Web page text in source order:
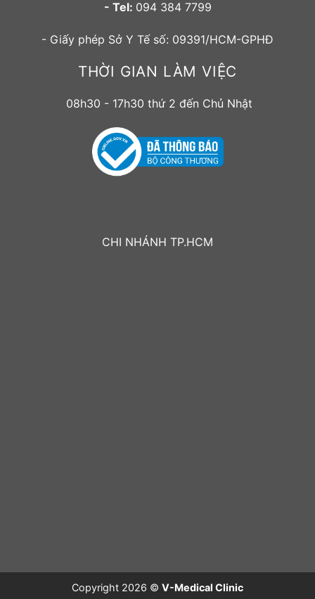
- Tel: 094 384 7799
- Giấy phép Sở Y Tế số: 09391/HCM-GPHĐ
THỜI GIAN LÀM VIỆC
08h30 - 17h30 thứ 2 đến Chủ Nhật
CHI NHÁNH TP.HCM
Copyright 2026 © V-Medical Clinic